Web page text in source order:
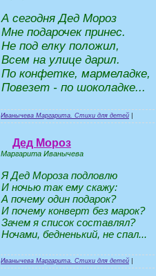
А сегодня Дед Мороз
Мне подарочек принес.
Не под елку положил,
Всем на улице дарил.
По конфетке, мармеладке,
Повезет - по шоколадке...
Иванычева Маргарита. Стихи для детей
Дед Мороз
Маргарита Иванычева
Я Дед Мороза подловлю
И ночью так ему скажу:
А почему один подарок?
И почему конверт без марок?
Зачем я список составлял?
Ночами, бедненький, не спал...
Иванычева Маргарита. Стихи для детей